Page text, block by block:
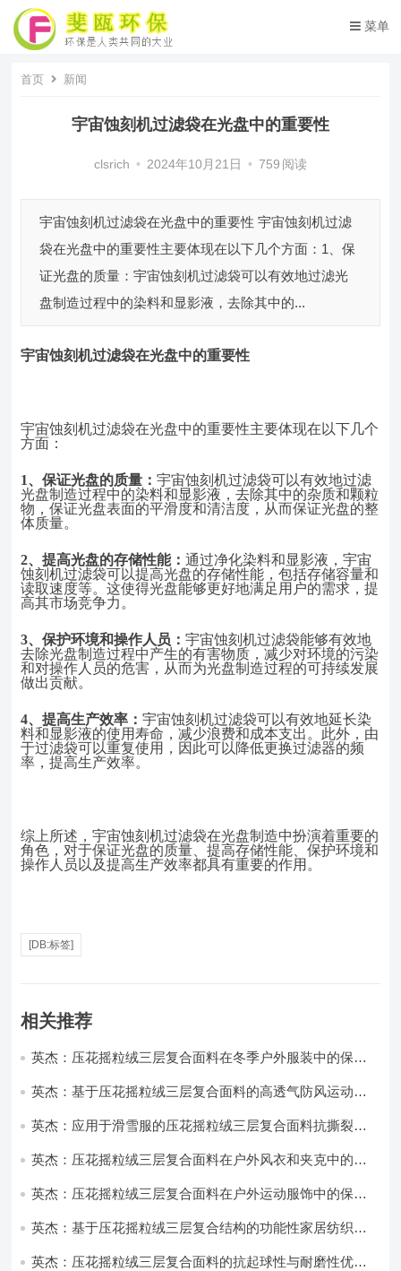
菜单
首页 新闻
宇宙蚀刻机过滤袋在光盘中的重要性
clsrich • 2024年10月21日 • 759 阅读
宇宙蚀刻机过滤袋在光盘中的重要性 宇宙蚀刻机过滤
袋在光盘中的重要性主要体现在以下几个方面：1、保
证光盘的质量：宇宙蚀刻机过滤袋可以有效地过滤光
盘制造过程中的染料和显影液，去除其中的...
宇宙蚀刻机过滤袋在光盘中的重要性
宇宙蚀刻机过滤袋在光盘中的重要性主要体现在以下几个
方面：
1、保证光盘的质量：宇宙蚀刻机过滤袋可以有效地过滤
光盘制造过程中的染料和显影液，去除其中的杂质和颗粒
物，保证光盘表面的平滑度和清洁度，从而保证光盘的整
体质量。
2、提高光盘的存储性能：通过净化染料和显影液，宇宙
蚀刻机过滤袋可以提高光盘的存储性能，包括存储容量和
读取速度等。这使得光盘能够更好地满足用户的需求，提
高其市场竞争力。
3、保护环境和操作人员：宇宙蚀刻机过滤袋能够有效地
去除光盘制造过程中产生的有害物质，减少对环境的污染
和对操作人员的危害，从而为光盘制造过程的可持续发展
做出贡献。
4、提高生产效率：宇宙蚀刻机过滤袋可以有效地延长染
料和显影液的使用寿命，减少浪费和成本支出。此外，由
于过滤袋可以重复使用，因此可以降低更换过滤器的频
率，提高生产效率。
综上所述，宇宙蚀刻机过滤袋在光盘制造中扮演着重要的
角色，对于保证光盘的质量、提高存储性能、保护环境和
操作人员以及提高生产效率都具有重要的作用。
[DB:标签]
相关推荐
英杰：压花摇粒绒三层复合面料在冬季户外服装中的保暖
英杰：基于压花摇粒绒三层复合面料的高透气防风运动服
英杰：应用于滑雪服的压花摇粒绒三层复合面料抗撕裂与
英杰：压花摇粒绒三层复合面料在户外风衣和夹克中的应
英杰：压花摇粒绒三层复合面料在户外运动服饰中的保暖
英杰：基于压花摇粒绒三层复合结构的功能性家居纺织品
英杰：压花摇粒绒三层复合面料的抗起球性与耐磨性优化